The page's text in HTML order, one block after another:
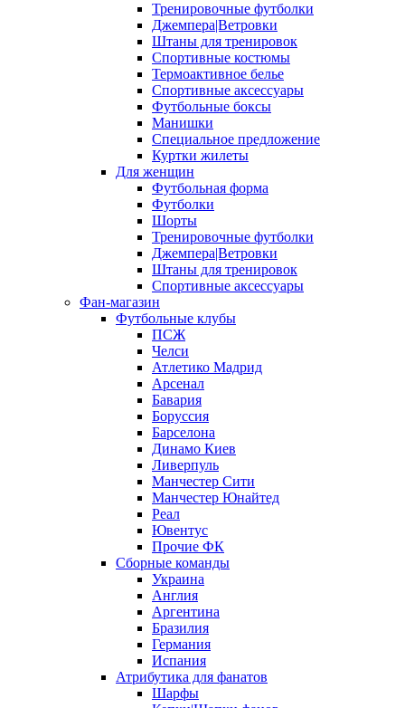
Тренировочные футболки
Джемпера|Ветровки
Штаны для тренировок
Спортивные костюмы
Термоактивное белье
Спортивные аксессуары
Футбольные боксы
Манишки
Специальное предложение
Куртки жилеты
Для женщин
Футбольная форма
Футболки
Шорты
Тренировочные футболки
Джемпера|Ветровки
Штаны для тренировок
Спортивные аксессуары
Фан-магазин
Футбольные клубы
ПСЖ
Челси
Атлетико Мадрид
Арсенал
Бавария
Боруссия
Барселона
Динамо Киев
Ливерпуль
Манчестер Сити
Манчестер Юнайтед
Реал
Ювентус
Прочие ФК
Сборные команды
Украина
Англия
Аргентина
Бразилия
Германия
Испания
Атрибутика для фанатов
Шарфы